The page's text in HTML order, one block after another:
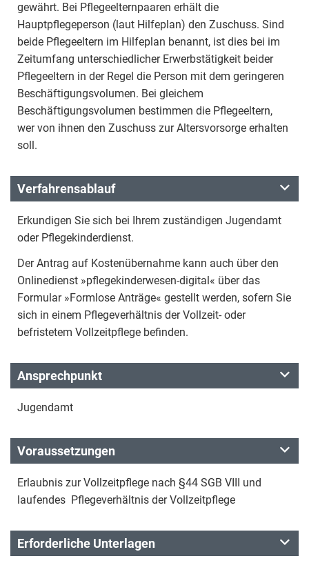
gewährt. Bei Pflegeelternpaaren erhält die
Hauptpflegeperson (laut Hilfeplan) den Zuschuss. Sind
beide Pflegeeltern im Hilfeplan benannt, ist dies bei im
Zeitumfang unterschiedlicher Erwerbstätigkeit beider
Pflegeeltern in der Regel die Person mit dem geringeren
Beschäftigungsvolumen. Bei gleichem
Beschäftigungsvolumen bestimmen die Pflegeeltern,
wer von ihnen den Zuschuss zur Altersvorsorge erhalten
soll.
Verfahrensablauf
Erkundigen Sie sich bei Ihrem zuständigen Jugendamt
oder Pflegekinderdienst.
Der Antrag auf Kostenübernahme kann auch über den
Onlinedienst »pflegekinderwesen-digital« über das
Formular »Formlose Anträge« gestellt werden, sofern Sie
sich in einem Pflegeverhältnis der Vollzeit- oder
befristetem Vollzeitpflege befinden.
Ansprechpunkt
Jugendamt
Voraussetzungen
Erlaubnis zur Vollzeitpflege nach §44 SGB VIII und
laufendes Pflegeverhältnis der Vollzeitpflege
Erforderliche Unterlagen